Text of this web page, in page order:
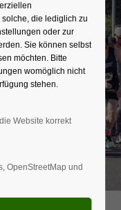
die lediglich zu
oder zur
Sie können selbst
möchten. Bitte
womöglich nicht
stehen.
Website korrekt
OpenStreetMap und